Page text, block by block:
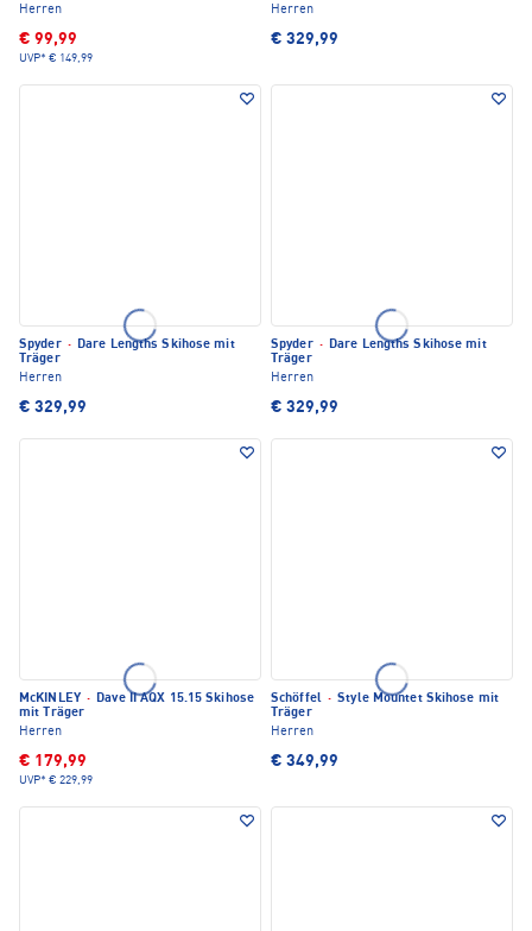
Herren
€ 99,99
UVP* € 149,99
Herren
€ 329,99
Spyder · Dare Lengths Skihose mit
Träger
Herren
€ 329,99
Spyder · Dare Lengths Skihose mit
Träger
Herren
€ 329,99
McKINLEY · Dave II AQX 15.15 Skihose
mit Träger
Herren
€ 179,99
UVP* € 229,99
Schöffel · Style Mountet Skihose mit
Träger
Herren
€ 349,99